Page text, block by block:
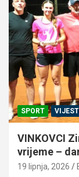
SPORT VIJESTI
VINKOVCI
vrijeme –
19 lipnja, 2026